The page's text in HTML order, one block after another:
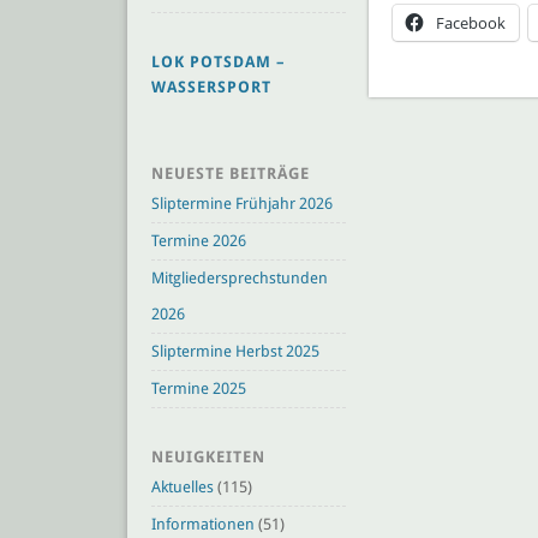
Facebook
LOK POTSDAM –
WASSERSPORT
NEUESTE BEITRÄGE
Sliptermine Frühjahr 2026
Termine 2026
Mitgliedersprechstunden
2026
Sliptermine Herbst 2025
Termine 2025
NEUIGKEITEN
Aktuelles(115)
Informationen (51)